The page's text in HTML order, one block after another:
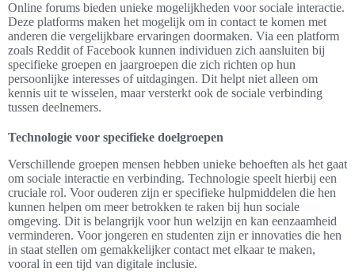
Online forums bieden unieke mogelijkheden voor sociale interactie.
Deze platforms maken het mogelijk om in contact te komen met
anderen die vergelijkbare ervaringen doormaken. Via een platform
zoals Reddit of Facebook kunnen individuen zich aansluiten bij
specifieke groepen en jaargroepen die zich richten op hun
persoonlijke interesses of uitdagingen. Dit helpt niet alleen om
kennis uit te wisselen, maar versterkt ook de sociale verbinding
tussen deelnemers.
Technologie voor specifieke doelgroepen
Verschillende groepen mensen hebben unieke behoeften als het gaat
om sociale interactie en verbinding. Technologie speelt hierbij een
cruciale rol. Voor ouderen zijn er specifieke hulpmiddelen die hen
kunnen helpen om meer betrokken te raken bij hun sociale
omgeving. Dit is belangrijk voor hun welzijn en kan eenzaamheid
verminderen. Voor jongeren en studenten zijn er innovaties die hen
in staat stellen om gemakkelijker contact met elkaar te maken,
vooral in een tijd van digitale inclusie.